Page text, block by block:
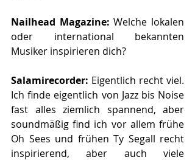
Nailhead Magazine: Welche lokalen
oder international bekannten
Musiker inspirieren dich?
Salamirecorder: Eigentlich recht viel.
Ich finde eigentlich von Jazz bis Noise
fast alles ziemlich spannend, aber
soundmäßig find ich vor allem frühe
Oh Sees und frühen Ty Segall recht
inspirierend, aber auch viele